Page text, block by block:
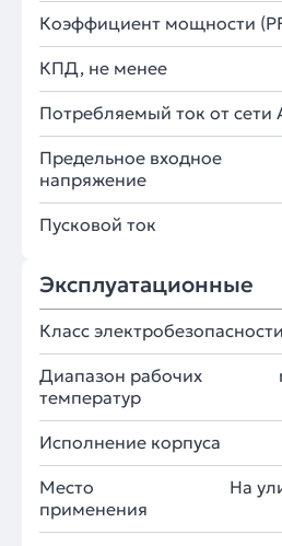
Коэффициент мощности
КПД, не менее
Потребляемый ток от сети
Предельное входное
напряжение
Пусковой ток
Эксплуатационные
Класс электробезопасности
Диапазон рабочих
температур
Исполнение корпуса
Место
применения
На